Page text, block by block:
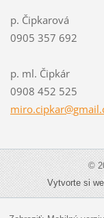
p. Čipkarová
0905 357 692
p. ml. Čipkár
0908 452 525
miro.cipkar@gmai
©
Vytvorte si